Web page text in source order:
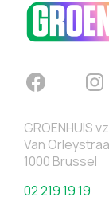
GROENHUIS
Van
1000 Brussel
02 219 19 19